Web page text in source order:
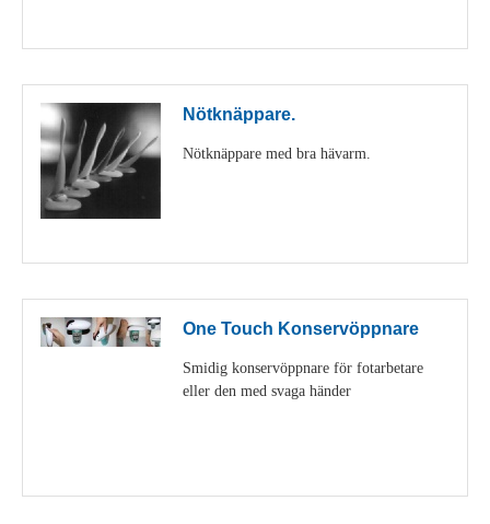
Nötknäppare.
Nötknäppare med bra hävarm.
One Touch Konservöppnare
Smidig konservöppnare för fotarbetare
eller den med svaga händer